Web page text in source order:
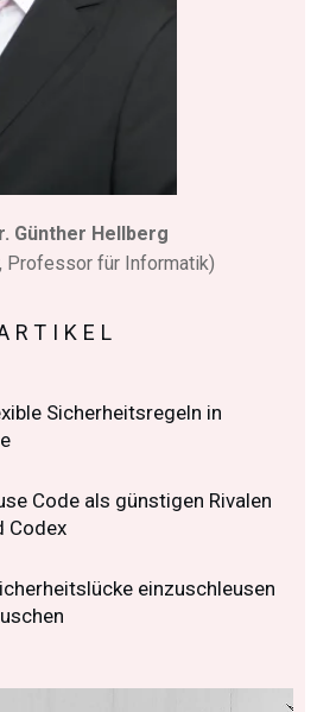
Günther Hellberg
Professor für Informatik)
Sicherheitsregeln in
Code als günstigen Rivalen
Codex
einzuschleusen